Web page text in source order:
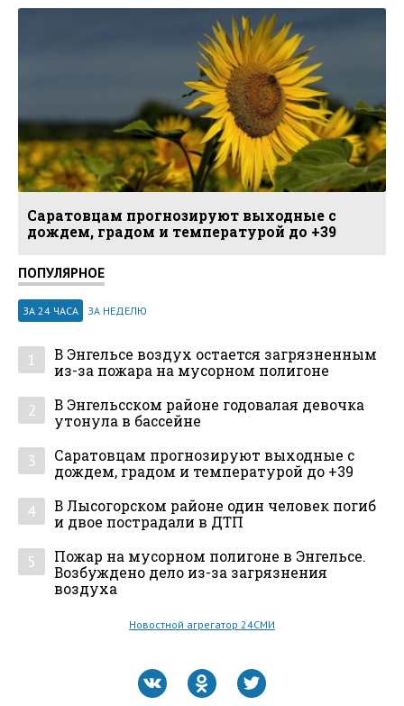
Саратовцам прогнозируют выходные с
дождем, градом и температурой до +39
ПОПУЛЯРНОЕ
ЗА 24 ЧАСА ЗА НЕДЕЛЮ
1
В Энгельсе воздух остается загрязненным
из-за пожара на мусорном полигоне
2
В Энгельсском районе годовалая девочка
утонула в бассейне
3
Саратовцам прогнозируют выходные с
дождем, градом и температурой до +39
4
В Лысогорском районе один человек погиб
и двое пострадали в ДТП
5
Пожар на мусорном полигоне в Энгельсе.
Возбуждено дело из-за загрязнения
воздуха
Новостной агрегатор 24СМИ